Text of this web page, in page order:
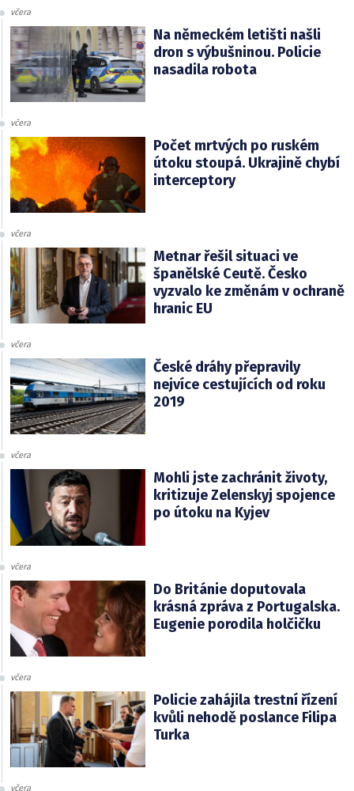
včera
Na německém letišti našli
dron s výbušninou. Policie
nasadila robota
včera
Počet mrtvých po ruském
útoku stoupá. Ukrajině chybí
interceptory
včera
Metnar řešil situaci ve
španělské Ceutě. Česko
vyzvalo ke změnám v ochraně
hranic EU
včera
České dráhy přepravily
nejvíce cestujících od roku
2019
včera
Mohli jste zachránit životy,
kritizuje Zelenskyj spojence
po útoku na Kyjev
včera
Do Británie doputovala
krásná zpráva z Portugalska.
Eugenie porodila holčičku
včera
Policie zahájila trestní řízení
kvůli nehodě poslance Filipa
Turka
včera